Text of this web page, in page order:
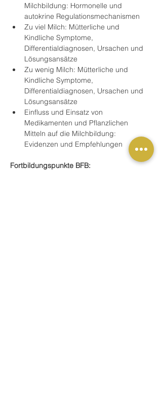
Milchbildung: Hormonelle und
autokrine Regulationsmechanismen
Zu viel Milch: Mütterliche und
Kindliche Symptome,
Differentialdiagnosen, Ursachen und
Lösungsansätze
Zu wenig Milch: Mütterliche und
Kindliche Symptome,
Differentialdiagnosen, Ursachen und
Lösungsansätze
Einfluss und Einsatz von
Medikamenten und Pflanzlichen
Mitteln auf die Milchbildung:
Evidenzen und Empfehlungen
Fortbildungspunkte BFB: